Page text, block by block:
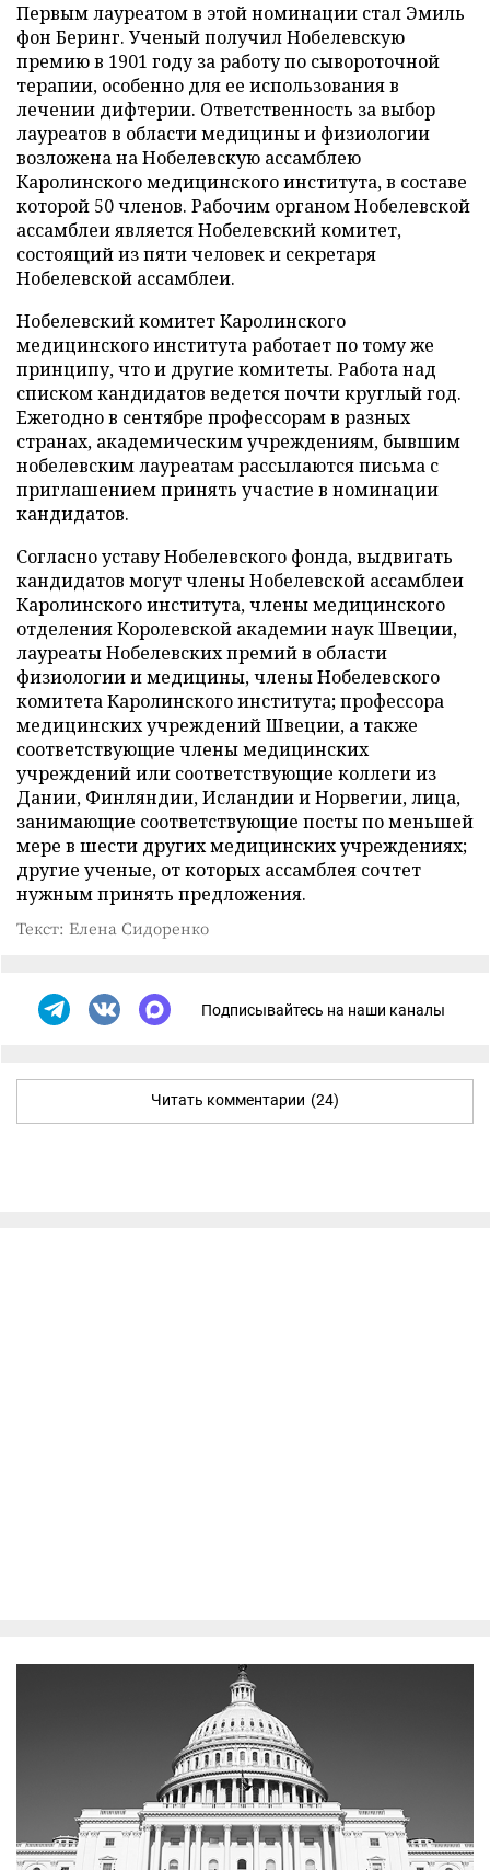
Первым лауреатом в этой номинации стал Эмиль
фон Беринг. Ученый получил Нобелевскую
премию в 1901 году за работу по сывороточной
терапии, особенно для ее использования в
лечении дифтерии. Ответственность за выбор
лауреатов в области медицины и физиологии
возложена на Нобелевскую ассамблею
Каролинского медицинского института, в составе
которой 50 членов. Рабочим органом Нобелевской
ассамблеи является Нобелевский комитет,
состоящий из пяти человек и секретаря
Нобелевской ассамблеи.
Нобелевский комитет Каролинского
медицинского института работает по тому же
принципу, что и другие комитеты. Работа над
списком кандидатов ведется почти круглый год.
Ежегодно в сентябре профессорам в разных
странах, академическим учреждениям, бывшим
нобелевским лауреатам рассылаются письма с
приглашением принять участие в номинации
кандидатов.
Согласно уставу Нобелевского фонда, выдвигать
кандидатов могут члены Нобелевской ассамблеи
Каролинского института, члены медицинского
отделения Королевской академии наук Швеции,
лауреаты Нобелевских премий в области
физиологии и медицины, члены Нобелевского
комитета Каролинского института; профессора
медицинских учреждений Швеции, а также
соответствующие члены медицинских
учреждений или соответствующие коллеги из
Дании, Финляндии, Исландии и Норвегии, лица,
занимающие соответствующие посты по меньшей
мере в шести других медицинских учреждениях;
другие ученые, от которых ассамблея сочтет
нужным принять предложения.
Текст: Елена Сидоренко
Подписывайтесь на наши каналы
Читать комментарии (24)